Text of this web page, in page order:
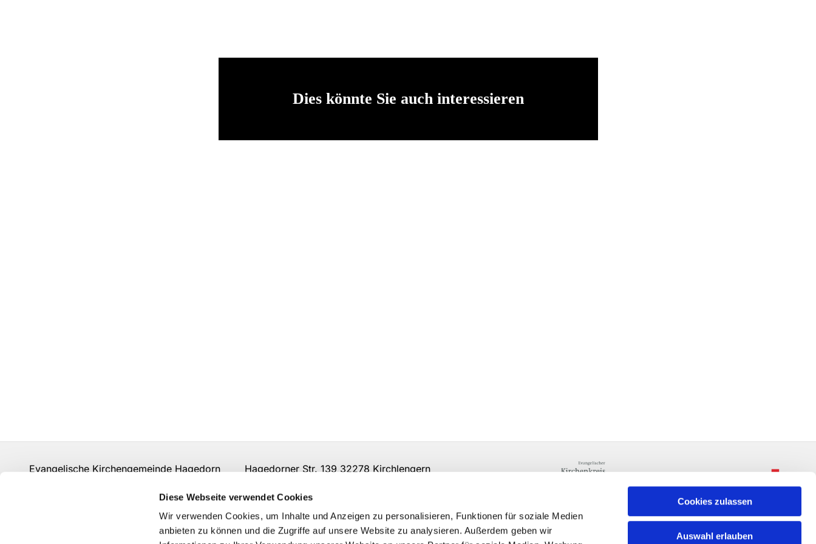
Diese Webseite verwendet Cookies
Wir verwenden Cookies, um Inhalte und Anzeigen zu personalisieren, Funktionen für soziale Medien
anbieten zu können und die Zugriffe auf unsere Website zu analysieren. Außerdem geben wir
Cookies zulassen
Auswahl erlauben
Dies könnte Sie auch interessieren
Evangelische Kirchengemeinde Hagedorn Hagedorner Str. 139 32278 Kirchlengern